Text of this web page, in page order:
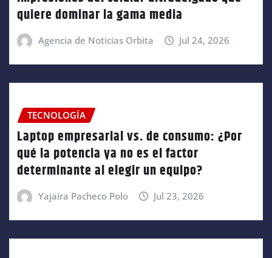
quiere dominar la gama media
Agencia de Noticias Orbita Jul 24, 2026
TECNOLOGÍA
Laptop empresarial vs. de consumo: ¿Por
qué la potencia ya no es el factor
determinante al elegir un equipo?
Yajaira Pacheco Polo Jul 23, 2026